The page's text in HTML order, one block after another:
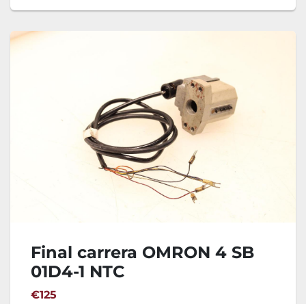
Final carrera OMRON 4 SB
01D4-1 NTC
€125